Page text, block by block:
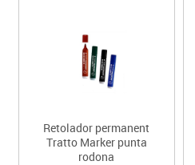
Retolador permanent
Tratto Marker punta
rodona